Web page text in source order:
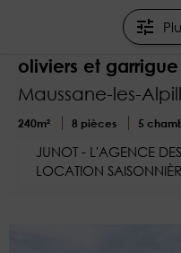
6 000 €/semaine
Maison de
oliviers et garrigue
Maussane-les-
240m² 8 pièces 5
JUNOT - L'AGENCE
LOCATION